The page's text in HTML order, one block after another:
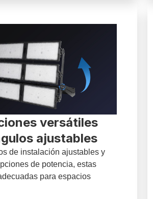
versátiles
ajustables
de instalación ajustables y
de potencia, estas
para espacios